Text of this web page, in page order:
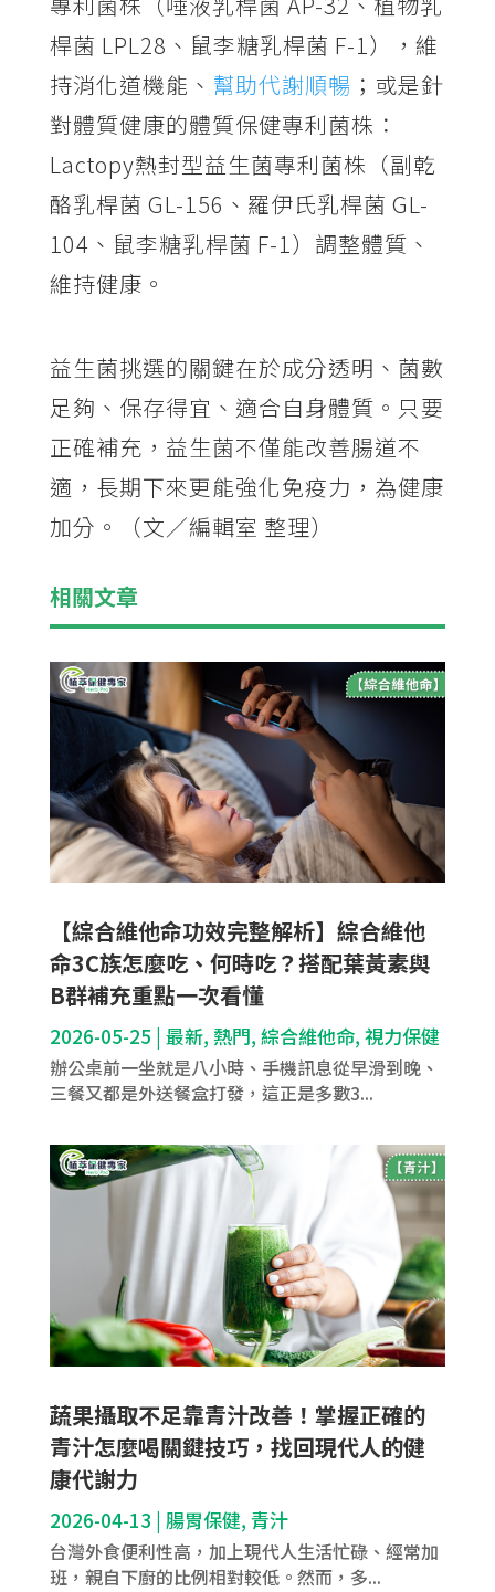
桿菌 LPL28、鼠李糖乳桿菌 F-1），維
持消化道機能、 幫助代謝順暢 ；或是針
對體質健康的體質保健專利菌株：
Lactopy熱封型益生菌專利菌株（副乾
酪乳桿菌 GL-156、羅伊氏乳桿菌 GL-
104、鼠李糖乳桿菌 F-1）調整體質、
維持健康。
益生菌挑選的關鍵在於成分透明、菌數
足夠、保存得宜、適合自身體質。只要
正確補充，益生菌不僅能改善腸道不
適，長期下來更能強化免疫力，為健康
加分。（文／編輯室 整理）
相關文章
【綜合維他命功效完整解析】綜合維他
命3C族怎麼吃、何時吃？搭配葉黃素與
B群補充重點一次看懂
2026-05-25 | 最新, 熱門, 綜合維他命, 視力保健
辦公桌前一坐就是八小時、手機訊息從早滑到晚、
三餐又都是外送餐盒打發，這正是多數3...
蔬果攝取不足靠青汁改善！掌握正確的
青汁怎麼喝關鍵技巧，找回現代人的健
康代謝力
2026-04-13 | 腸胃保健, 青汁
台灣外食便利性高，加上現代人生活忙碌、經常加
班，親自下廚的比例相對較低。然而，多...